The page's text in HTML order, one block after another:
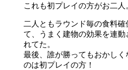
これも初プレイの方がお二人
二人ともラウンド毎の食料
て、うまく建物の効果を連動
れてた。
最後、誰が勝ってもおかしく
のは初プレイの方！